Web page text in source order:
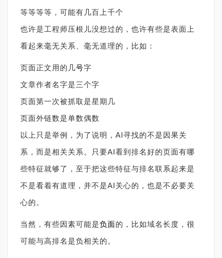
等等等等，可能有几百上千个
也许是工程师压根儿没想过的，也许有些是表面上
看起来毫无关系、毫无道理的，比如：
页面正文用的几号字
文章作者名字是三个字
页面第一次被抓取是星期几
页面外链数是单数偶数
以上只是举例，为了说明，AI寻找的不是因果关
系，而是相关关系。只要AI看到排名好的页面有哪
些特征就够了，至于把这些特征与排名联系起来是
不是看着有道理，并不是AI关心的，也是不必要关
心的。
当然，有些因素可能是负面的，比如域名长度，很
可能与高排名是负相关的。